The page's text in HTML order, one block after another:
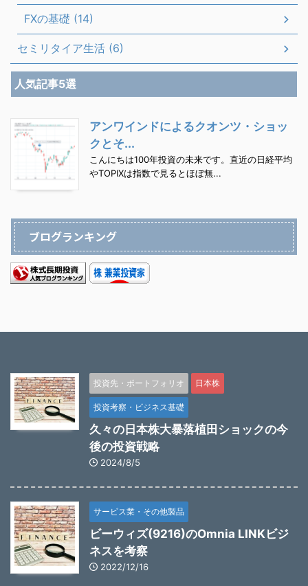
FXの基礎 (14)
セミリタイア生活 (6)
人気記事5選
アンワインドによるクオンツ・ショッ
クとそ...
こんにちは100年投資の未来です。直近の日経平均
やTOPIXは指数で見るとほぼ無...
ブログランキング
投資先・ポートフォリオ 日本株
投資考察・ビジネス基礎
久々の日本株大暴落植田ショックの今
後の投資戦略
2024/8/5
サービス業・その他製品
ビーウィズ(9216)のOmnia LINKビジ
ネスを考察
2022/12/16